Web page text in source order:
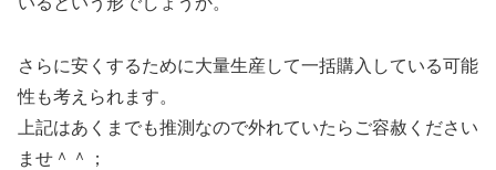
さらに安くするために大量生産して一括購入している可能
性も考えられます。
上記はあくまでも推測なので外れていたらご容赦ください
ませ＾＾；